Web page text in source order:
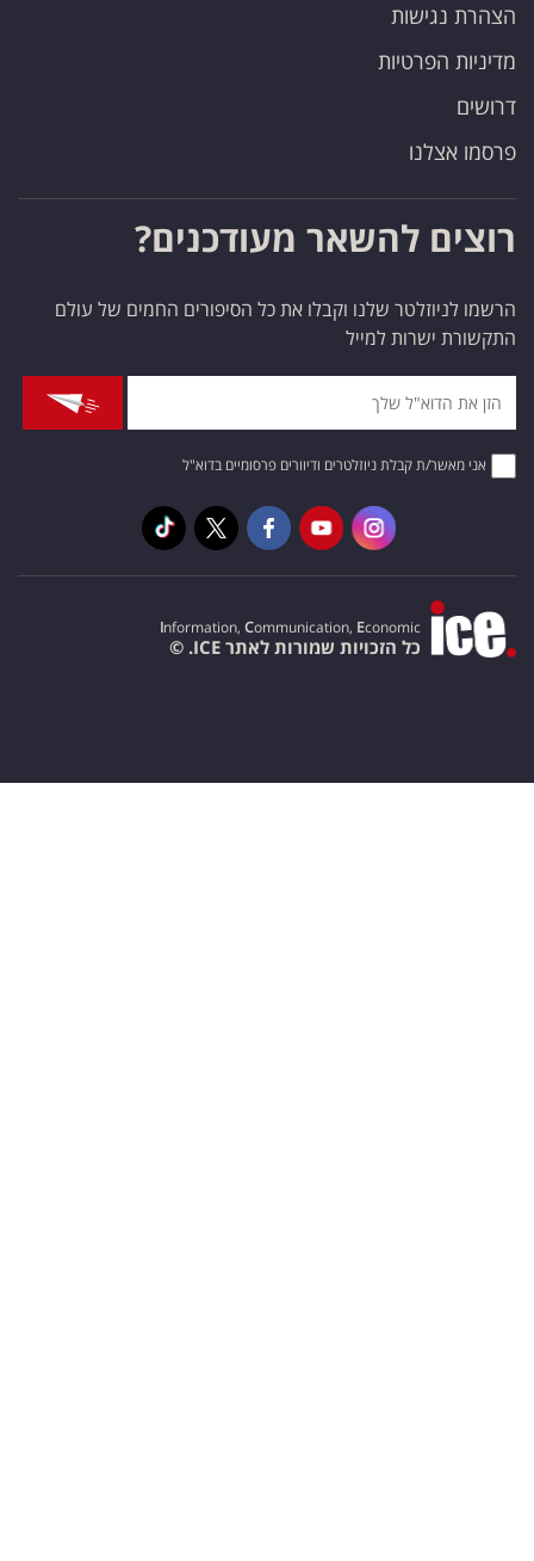
הצהרת נגישות
מדיניות הפרטיות
דרושים
פרסמו אצלנו
רוצים להשאר מעודכנים?
הרשמו לניוזלטר שלנו וקבלו את כל הסיפורים החמים של עולם
התקשורת ישרות למייל
אני מאשר/ת קבלת ניוזלטרים ודיוורים פרסומיים בדוא"ל
Information, Communication, Economic
כל הזכויות שמורות לאתר ICE. ©